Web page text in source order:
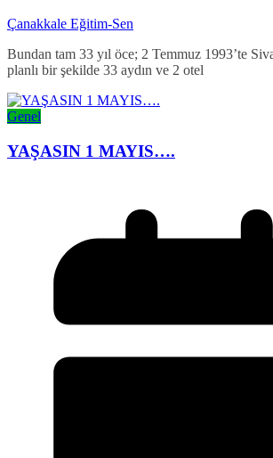
Çanakkale Eğitim-Sen
Bundan tam 33 yıl öce; 2 Temmuz 1993’te
planlı bir şekilde 33 aydın ve 2 otel
Genel
YAŞASIN 1 MAYIS….